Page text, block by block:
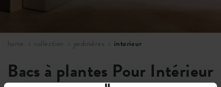
home collection jardinières interieur
Bacs à plantes Pour Intérieur